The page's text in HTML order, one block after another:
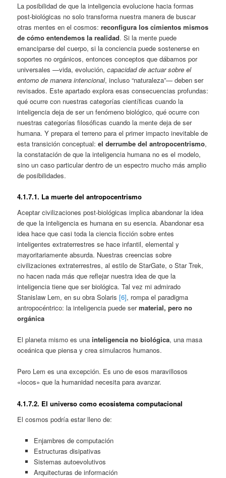
La posibilidad de que la inteligencia evolucione hacia formas
post‑biológicas no solo transforma nuestra manera de buscar
otras mentes en el cosmos:reconfigura los cimientos mismos
de cómo entendemos la realidad. Si la mente puede
emanciparse del cuerpo, si la conciencia puede sostenerse en
soportes no orgánicos, entonces conceptos que dábamos por
universales —vida, evolución,capacidad de actuar sobre el
entorno de manera intencional, incluso “naturaleza”— deben ser
revisados. Este apartado explora esas consecuencias profundas:
qué ocurre con nuestras categorías científicas cuando la
inteligencia deja de ser un fenómeno biológico, qué ocurre con
nuestras categorías filosóficas cuando la mente deja de ser
humana. Y prepara el terreno para el primer impacto inevitable de
esta transición conceptual:el derrumbe del antropocentrismo,
la constatación de que la inteligencia humana no es el modelo,
sino un caso particular dentro de un espectro mucho más amplio
de posibilidades.
4.1.7.1. La muerte del antropocentrismo
Aceptar civilizaciones post‑biológicas implica abandonar la idea
de que la inteligencia es humana en su esencia. Abandonar esa
idea hace que casi toda la ciencia ficción sobre entes
inteligentes extraterrestres se hace infantil, elemental y
mayoritariamente absurda. Nuestras creencias sobre
civilizaciones extraterrestres, al estilo de StarGate, o Star Trek,
no hacen nada más que reflejar nuestra idea de que la
inteligencia tiene que ser biológica. Tal vez mi admirado
Stanislaw Lem, en su obra Solaris[6], rompa el paradigma
antropocéntrico: la inteligencia puede sermaterial, pero no
orgánica
El planeta mismo es unainteligencia no biológica, una masa
oceánica que piensa y crea simulacros humanos.
Pero Lem es una excepción. Es uno de esos maravillosos
«locos» que la humanidad necesita para avanzar.
4.1.7.2. El universo como ecosistema computacional
El cosmos podría estar lleno de:
Enjambres de computación
Estructuras disipativas
Sistemas autoevolutivos
Arquitecturas de información